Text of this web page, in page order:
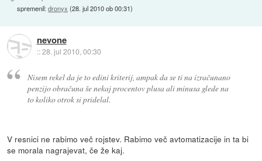
spremenil:dronyx (28. jul 2010 ob 00:31)
nevone
::28. jul 2010, 00:30
Nisem rekel da je to edini kriterij, ampak da se ti na izračunano
penzijo obračuna še nekaj procentov plusa ali minusa glede na
to koliko otrok si pridelal.
V resnici ne rabimo več rojstev. Rabimo več avtomatizacije in ta bi
se morala nagrajevat, če že kaj.